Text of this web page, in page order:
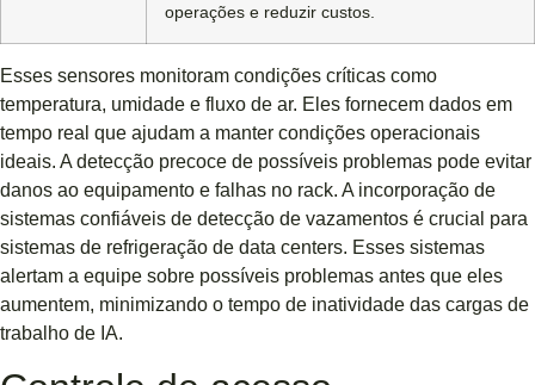
operações e reduzir custos.
Esses sensores monitoram condições críticas como
temperatura, umidade e fluxo de ar. Eles fornecem dados em
tempo real que ajudam a manter condições operacionais
ideais. A detecção precoce de possíveis problemas pode evitar
danos ao equipamento e falhas no rack. A incorporação de
sistemas confiáveis ​​de detecção de vazamentos é crucial para
sistemas de refrigeração de data centers. Esses sistemas
alertam a equipe sobre possíveis problemas antes que eles
aumentem, minimizando o tempo de inatividade das cargas de
trabalho de IA.